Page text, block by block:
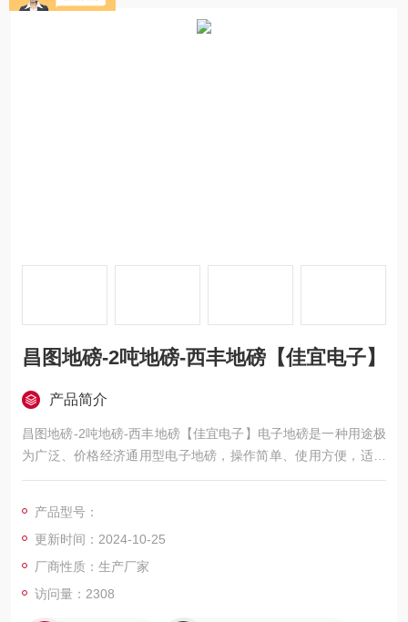
昌图地磅-2吨地磅-西丰地磅【佳宜电子】
产品简介
昌图地磅-2吨地磅-西丰地磅【佳宜电子】电子地磅是一种用途极
为广泛、价格经济通用型电子地磅，操作简单、使用方便，适用
于工厂、车站、港口、仓库、矿山，石油化工、及各类大宗货物
产品型号：
更新时间：2024-10-25
厂商性质：生产厂家
访问量：2308